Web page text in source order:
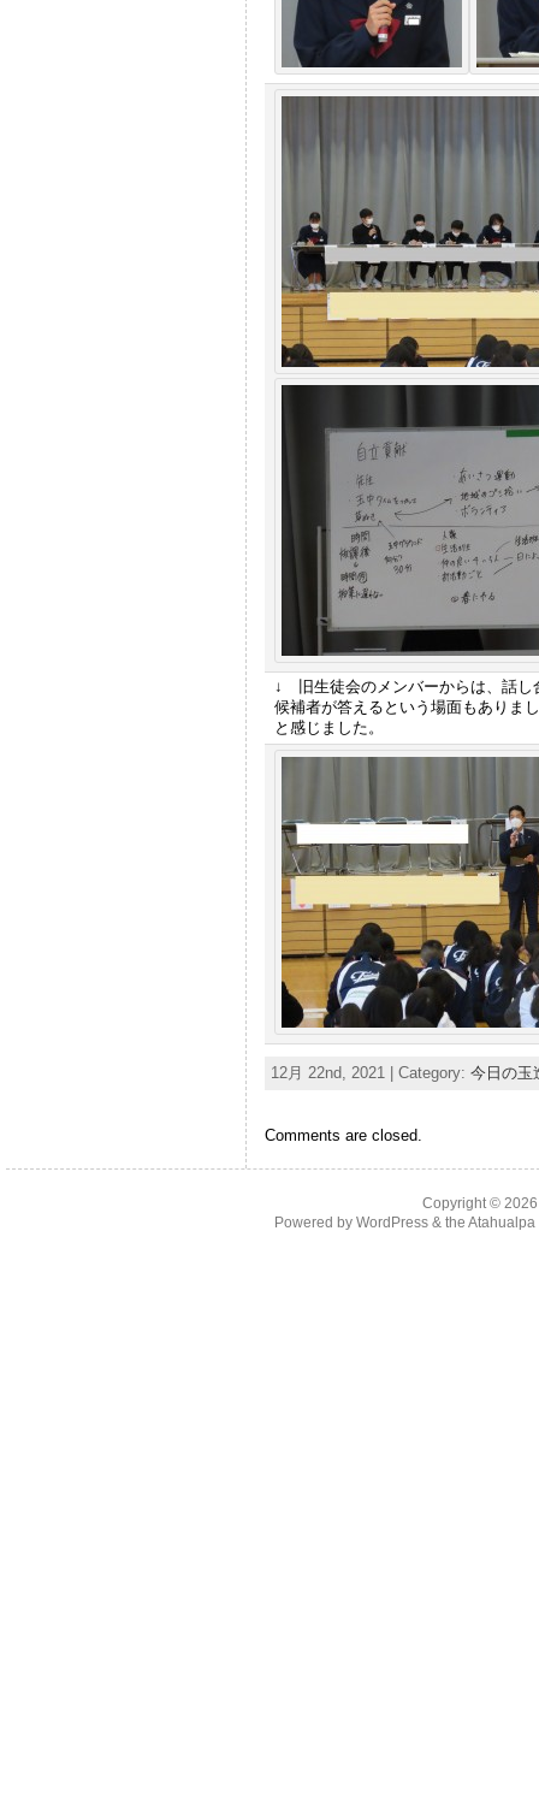
↓ 旧生徒会のメンバーからは、話し
候補者が答えるという場面もありま
と感じました。
12月 22nd, 2021 | Category: 今日の玉
Comments are closed.
Copyright ©
Powered by WordPress& the Atahualpa